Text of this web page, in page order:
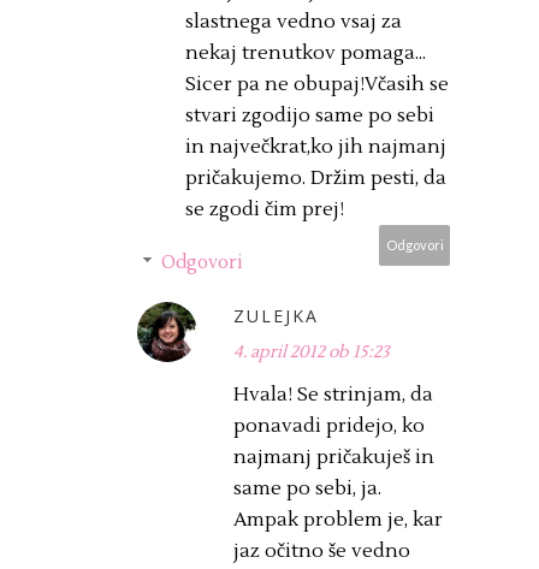
slastnega vedno vsaj za
nekaj trenutkov pomaga...
Sicer pa ne obupaj!Včasih se
stvari zgodijo same po sebi
in največkrat,ko jih najmanj
pričakujemo. Držim pesti, da
se zgodi čim prej!
Odgovori
Odgovori
ZULEJKA
4. april 2012 ob 15:23
Hvala! Se strinjam, da
ponavadi pridejo, ko
najmanj pričakuješ in
same po sebi, ja.
Ampak problem je, kar
jaz očitno še vedno